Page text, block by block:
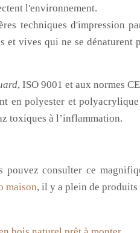
l'environnement.
techniques d'impression
et vives qui ne se dénaturent
, ISO 9001 et aux normes
en polyester et
toxiques à l’inflammation.
pouvez consulter ce
maison, il y a plein de